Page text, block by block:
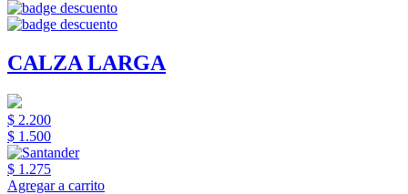
CALZA LARGA
$ 2.200
$ 1.500
$ 1.275
Agregar a carrito